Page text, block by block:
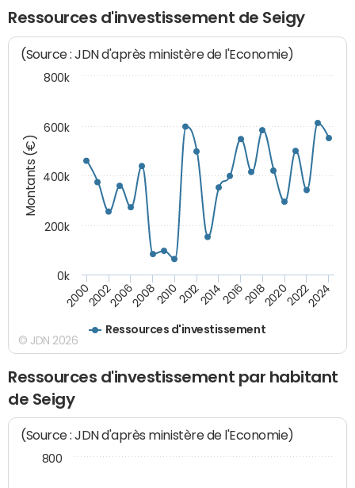
Ressources d'investissement de Seigy
Montants (€)
(Source : JDN d'après ministère de l'Economie)
Ressources d'investissement
200020022006200820102012201420162018202020222024
0k
200k
400k
600k
800k
© JDN 2026
Ressources d'investissement par habitant
de Seigy
(Source : JDN d'après ministère de l'Economie)
800